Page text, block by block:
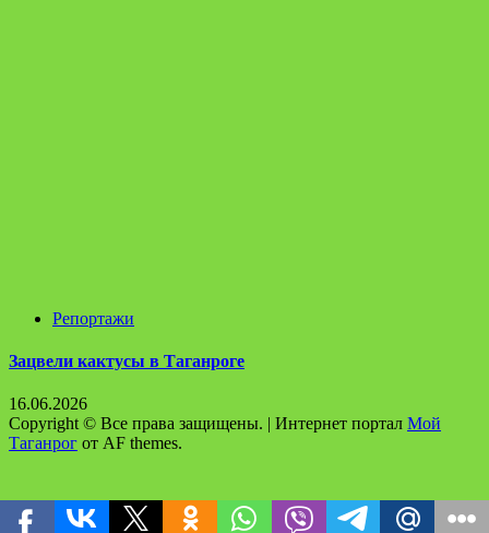
Репортажи
Зацвели кактусы в Таганроге
16.06.2026
Copyright © Все права защищены. | Интернет портал Мой
Таганрог от AF themes.